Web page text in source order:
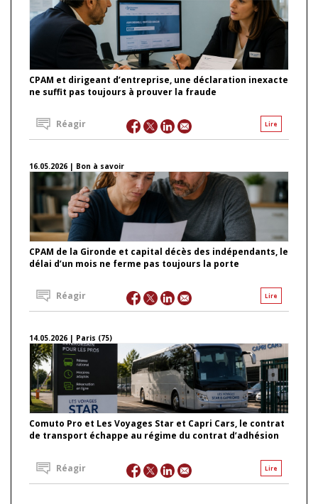
CPAM et dirigeant d’entreprise, une déclaration inexacte
ne suffit pas toujours à prouver la fraude
Lire
Réagir
16.05.2026 | Bon à savoir
CPAM de la Gironde et capital décès des indépendants, le
délai d’un mois ne ferme pas toujours la porte
Lire
Réagir
14.05.2026 | Paris (75)
Comuto Pro et Les Voyages Star et Capri Cars, le contrat
de transport échappe au régime du contrat d’adhésion
Lire
Réagir